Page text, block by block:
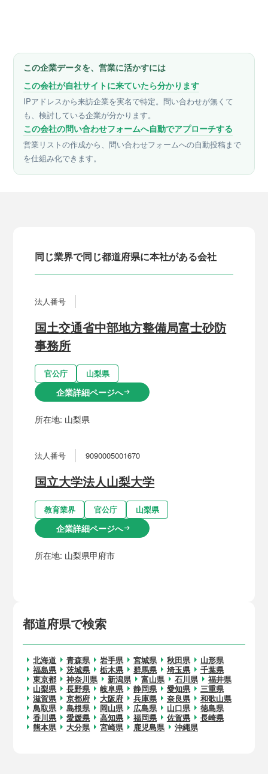
この企業データを、営業に活かすには
この会社が自社サイトに来ていたら分かります
IPアドレスから来訪企業を実名で特定。問い合わせが無くて
も、検討している企業が分かります。
この会社の問い合わせフォームへ自動でアプローチする
営業リストの作成から、問い合わせフォームへの自動投稿まで
を仕組み化できます。
都道府県で検索
北海道 青森県 岩手県 宮城県 秋田県
山形県
福島県
茨城県 栃木県 群馬県 埼玉県
千葉県
東京都
神奈川県 新潟県 富山県 石川県
福井県
山梨県
長野県 岐阜県 静岡県 愛知県
三重県
滋賀県
京都府 大阪府 兵庫県 奈良県
和歌山県
鳥取県
島根県 岡山県 広島県 山口県
徳島県
香川県
愛媛県 高知県 福岡県 佐賀県
長崎県
熊本県
大分県 宮崎県 鹿児島県 沖縄県
同じ業界で同じ都道府県に本社がある会社
法人番号
国土交通省中部地方整備局富士砂防
事務所
官公庁 山梨県
企業詳細ページへarrow_right_alt
所在地: 山梨県
法人番号 9090005001670
国立大学法人山梨大学
教育業界 官公庁 山梨県
企業詳細ページへarrow_right_alt
所在地: 山梨県甲府市